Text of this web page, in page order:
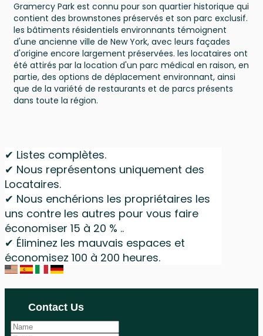
Gramercy Park est connu pour son quartier historique qui
contient des brownstones préservés et son parc exclusif.
les bâtiments résidentiels environnants témoignent
d'une ancienne ville de New York, avec leurs façades
d'origine encore largement préservées. les locataires ont
été attirés par la location d'un parc médical en raison, en
partie, des options de déplacement environnant, ainsi
que de la variété de restaurants et de parcs présents
dans toute la région.
✔ Listes complètes.
✔ Nous représentons uniquement des
Locataires.
✔ Nous enchérions les propriétaires les
uns contre les autres pour vous faire
économiser 15 à 20 % ..
✔ Éliminez les mauvais espaces et
économisez 100 à 200 heures.
Contact Us